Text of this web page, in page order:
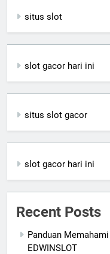
situs slot
slot gacor hari ini
situs slot gacor
slot gacor hari ini
Recent Posts
Panduan
EDWINSLOT